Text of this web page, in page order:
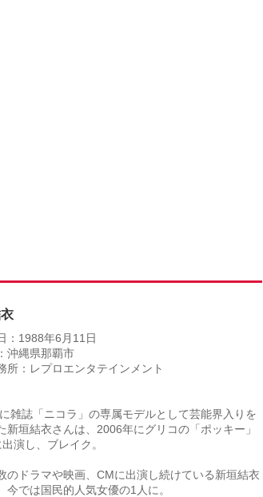
：1988年6月11日
沖縄県那覇市
所：レプロエンタテインメント
雑誌「ニコラ」の専属モデルとして芸能界入りを
新垣結衣さんは、2006年にグリコの「ポッキー」
演し、ブレイク。
のドラマや映画、CMに出演し続けている新垣結衣
今では国民的人気女優の1人に。